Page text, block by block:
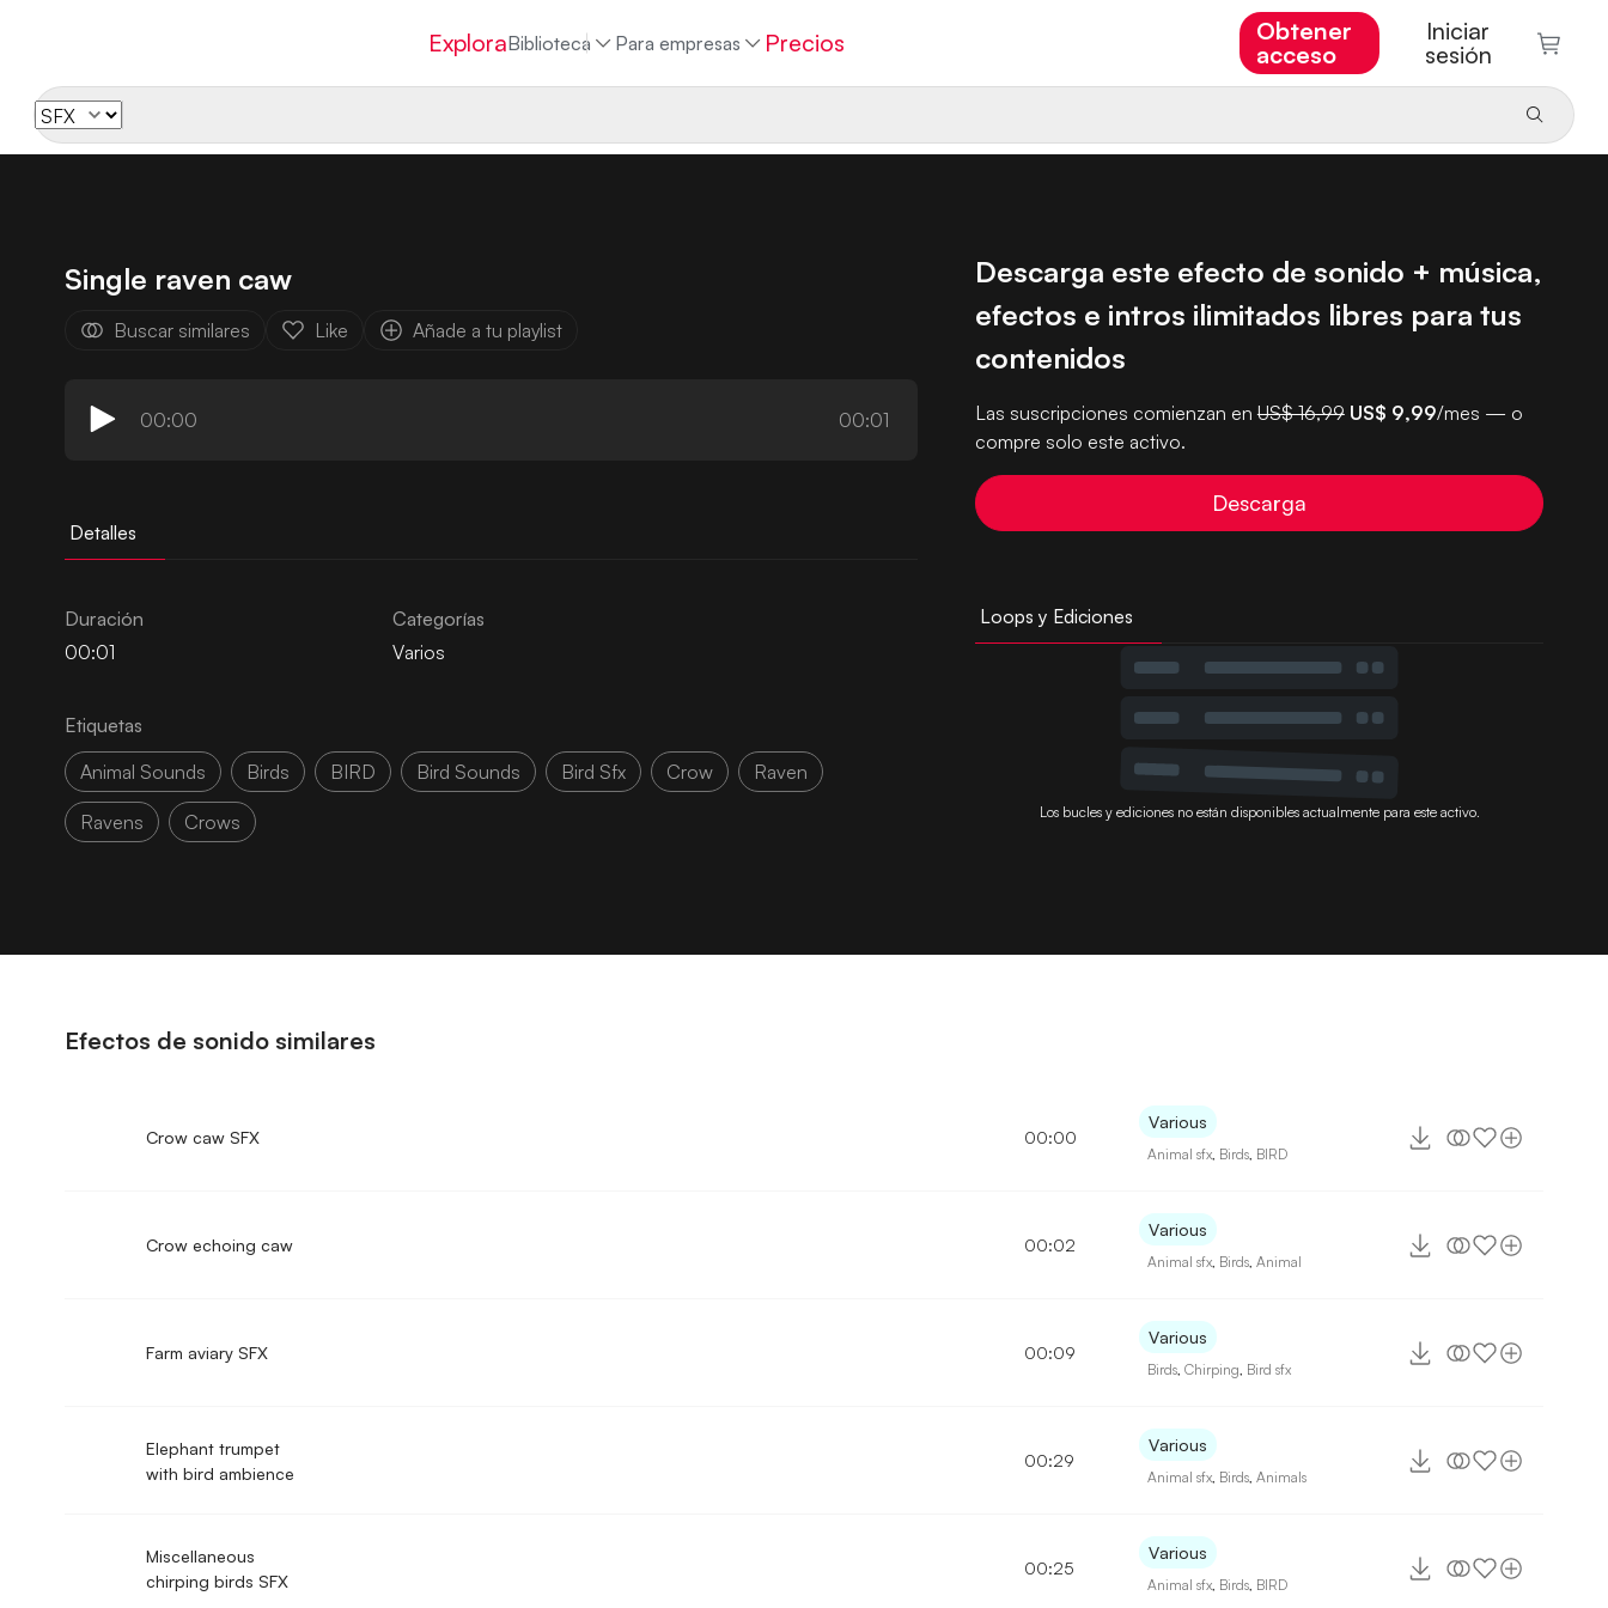
ExploraBiblioteca Para empresas Precios
Obtener
acceso
Iniciar
sesión
Single raven caw
Buscar similares Like Añade a tu playlist
00:00 00:01
Detalles
Duración
00:01
Categorías
Varios
Etiquetas
Animal Sounds
Birds BIRD Bird Sounds Bird Sfx Crow Raven
Ravens Crows
Descarga este efecto de sonido + música,
efectos e intros ilimitados libres para tus
contenidos
Las suscripciones comienzan enUS$ 16,99 US$ 9,99/mes — o
compre solo este activo.
Descarga
Loops y Ediciones
Los bucles y ediciones no están disponibles actualmente para este activo.
Efectos de sonido similares
Crow caw SFX 00:00
Various
Animal sfx Birds BIRD
Crow echoing caw 00:02
Various
Animal sfx Birds ,Animal
Farm aviary SFX 00:09
Various
Birds ,Chirping Bird sfx
Elephant trumpet
with bird ambience
00:29
Various
Animal sfx Birds ,Animals
Miscellaneous
chirping birds SFX
00:25
Various
Animal sfx Birds BIRD